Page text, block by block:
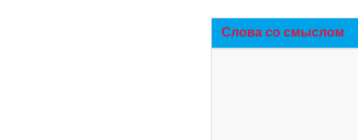
Слова со смыслом